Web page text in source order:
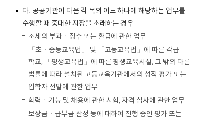
다. 공공기관이 다음 각 목의 어느 하나에 해당하는 업무를
수행할 때 중대한 지장을 초래하는 경우
조세의 부과ㆍ징수 또는 환급에 관한 업무
「초ㆍ중등교육법」 및 「고등교육법」에 따른 각급
학교, 「평생교육법」에 따른 평생교육시설, 그 밖의 다른
법률에 따라 설치된 고등교육기관에서의 성적 평가 또는
입학자 선발에 관한 업무
학력ㆍ기능 및 채용에 관한 시험, 자격 심사에 관한 업무
보상금ㆍ급부금 산정 등에 대하여 진행 중인 평가 또는